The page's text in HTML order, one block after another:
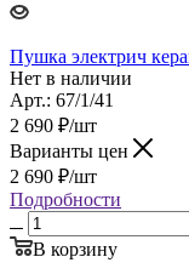
Пушка электрич
Нет в наличии
Арт.: 67/1/41
2 690 ₽/шт
Варианты цен
2 690 ₽/шт
Подробности
В корзину